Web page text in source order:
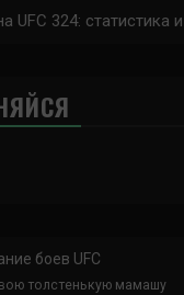
UFC 324: статистика
боев UFC
толстенькую мамашу